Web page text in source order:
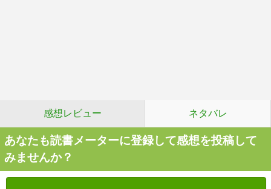
感想レビュー ネタバレ
あなたも読書メーターに登録して感想を投稿して
みませんか？